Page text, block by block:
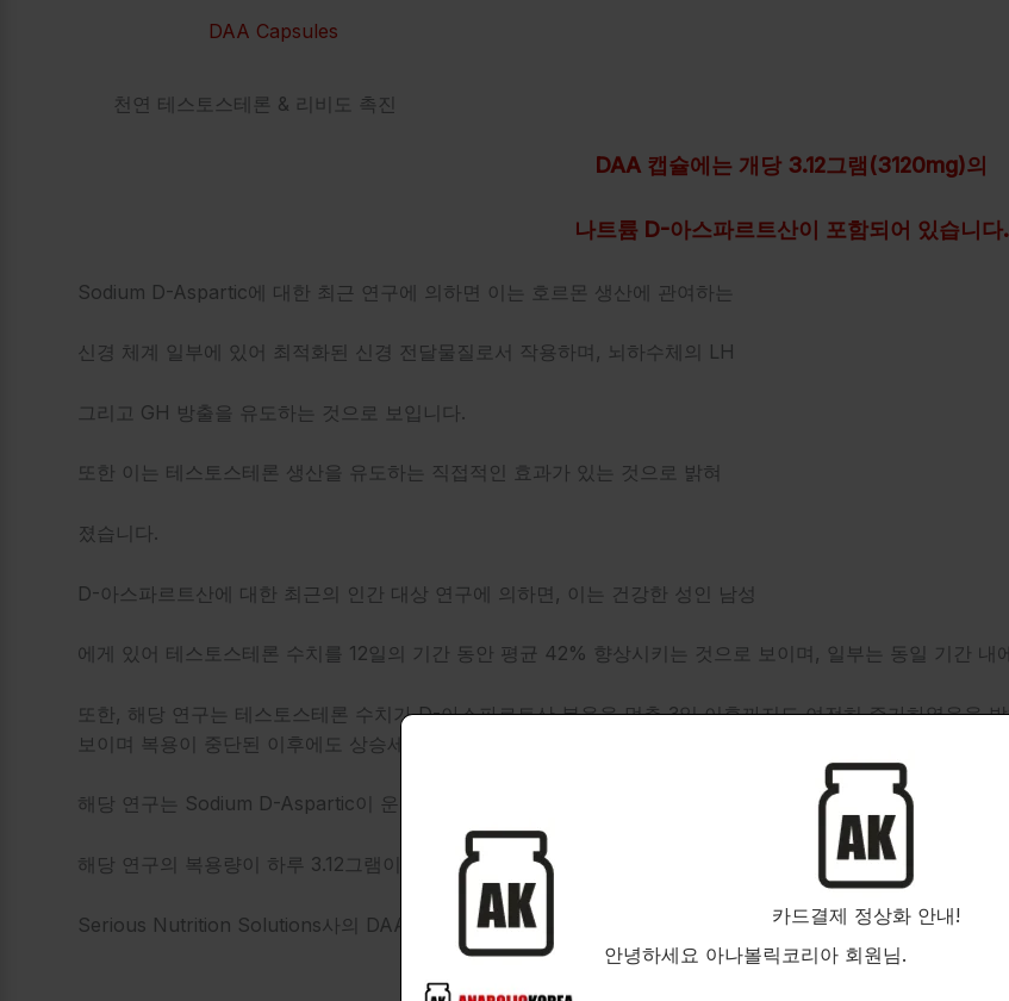
DAA Capsules
천연 테스토스테론 & 리비도 촉진
DAA 캡슐에는 개당 3.12그램(3120mg)의
나트륨 D-아스파르트산이 포함되어 있습니다.
Sodium D-Aspartic에 대한 최근 연구에 의하면 이는 호르몬 생산에 관여하는
신경 체계 일부에 있어 최적화된 신경 전달물질로서 작용하며, 뇌하수체의 LH
그리고 GH 방출을 유도하는 것으로 보입니다.
또한 이는 테스토스테론 생산을 유도하는 직접적인 효과가 있는 것으로 밝혀
졌습니다.
D-아스파르트산에 대한 최근의 인간 대상 연구에 의하면, 이는 건강한 성인 남성
에게 있어 테스토스테론 수치를 12일의 기간 동안 평균 42% 향상시키는 것으로 보이며, 일부는 동일 기간 내
또한, 해당 연구는 테스토스테론 수치가 D-아스파르트산 복용을 멈춘 3일 이후까지도 여전히증가하였음을
보이며 복용이 중단된
이후에도 상승세는
해당 연구는 Sodium D-Aspartic이 운동선수 그리고 순수 근육과 근력을 기르고자 하는 웨이트 트레이너 에
해당 연구의 복용량이 하루 3.12그램이었음을 염두에 두는것은 중요한데, 이는
Serious Nutrition Solutions사의 DAA Caps의 정확한 복용량과 일치하는 수치입니다.카드결제 정상화 안내!
안녕하세요 아나볼릭코리아 회원님.